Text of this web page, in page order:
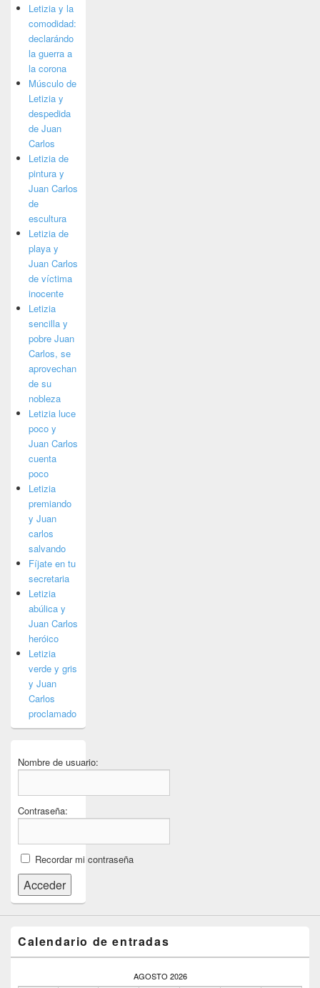
Letizia y la
comodidad:
declarándo
la guerra a
la corona
Músculo de
Letizia y
despedida
de Juan
Carlos
Letizia de
pintura y
Juan Carlos
de
escultura
Letizia de
playa y
Juan Carlos
de víctima
inocente
Letizia
sencilla y
pobre Juan
Carlos, se
aprovechan
de su
nobleza
Letizia luce
poco y
Juan Carlos
cuenta
poco
Letizia
premiando
y Juan
carlos
salvando
Fíjate en tu
secretaria
Letizia
abúlica y
Juan Carlos
heróico
Letizia
verde y gris
y Juan
Carlos
proclamado
Nombre de usuario:
Contraseña:
Recordar mi contraseña
Acceder
Calendario de entradas
AGOSTO 2026